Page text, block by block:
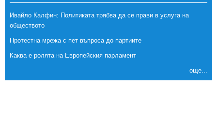
Ивайло Калфин: Политиката трябва да се прави в услуга на
обществото
Протестна мрежа с пет въпроса до партиите
Каква е ролята на Европейския парламент
още...